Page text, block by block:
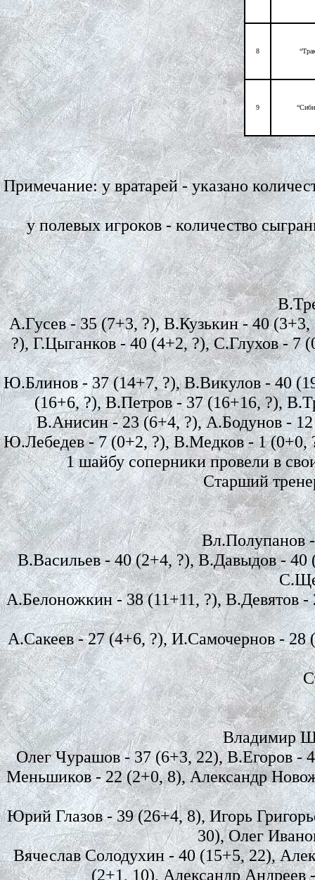
8
9
Примечание: у вратарей - указано
у полевых игроков - количество
А.Гусев - 35 (7+3, ?), В.Кузькин - 40
?), Г.Цыганков - 40 (4+2, ?), С.Глухов -
Ю.Блинов - 37 (14+7, ?), В.Викулов - 40
(16+6, ?), В.Петров - 37 (16+16, ?),
В.Анисин - 23 (6+4, ?), А.Бодунов -
Ю.Лебедев - 7 (0+2, ?), В.Медков - 1 (0+0,
1 шайбу соперники провели в
Старший
Вл.Полупанов
В.Васильев - 40 (2+4, ?), В.Давыдов -
А.Белоножкин - 38 (11+11, ?), В.Девятов
А.Сакеев - 27 (4+6, ?), И.Самочернов -
Владимир
Олег Чурашов - 37 (6+3, 22), В.Егоров -
Меньшиков - 22 (2+0, 8), Александр
Юрий Глазов - 39 (26+4, 8), Игорь
30), Олег
Вячеслав Солодухин - 40 (15+5, 22),
(2+1, 10), Александр